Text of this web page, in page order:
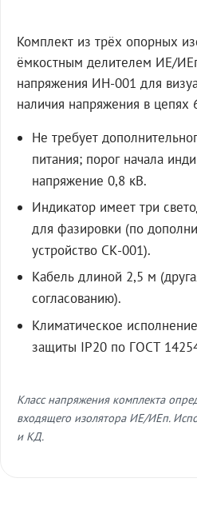
Комплект из трёх опорных
ёмкостным делителем ИЕ/
напряжения ИН-001 для
наличия напряжения в цепях
Не требует
питания; порог начала
напряжение 0,8 кВ.
Индикатор имеет три
для фазировки (по
устройство СК-001).
Кабель длиной 2,5 м
согласованию).
Климатическое
защиты IP20 по ГОСТ
Класс напряжения комплекта
входящего изолятора ИЕ/ИЕп.
и КД.